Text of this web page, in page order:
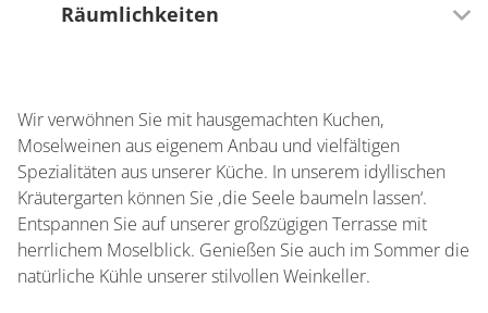
Räumlichkeiten
30 Sitzplätze (außen)
Wir verwöhnen Sie mit hausgemachten Kuchen,
Moselweinen aus eigenem Anbau und vielfältigen
Spezialitäten aus unserer Küche. In unserem idyllischen
Kräutergarten können Sie ‚die Seele baumeln lassen‘.
Entspannen Sie auf unserer großzügigen Terrasse mit
herrlichem Moselblick. Genießen Sie auch im Sommer die
natürliche Kühle unserer stilvollen Weinkeller.